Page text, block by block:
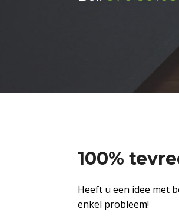
100%
Heeft u een idee met
enkel probleem!